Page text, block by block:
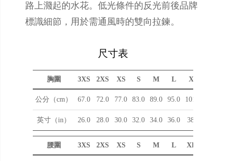
路上濺起的水花。低光條件的反光前後品牌
標識細節，用於需通風時的雙向拉鍊。
尺寸表
胸圍 3XS 2XS XS S M L XL
公分（cm） 67.0 72.0 77.0 83.0 89.0 95.0 101.0
英寸（in） 26.0 28.0 30.0 32.0 34.0 36.0 38.0
腰圍 3XS 2XS XS S M L XL